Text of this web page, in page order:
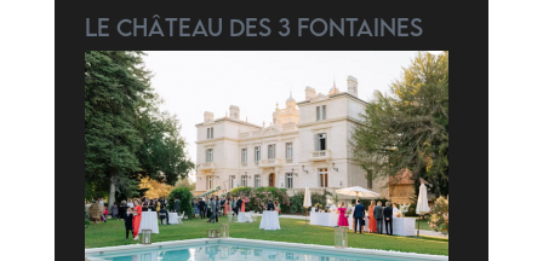
Le Château des 3 Fontaines